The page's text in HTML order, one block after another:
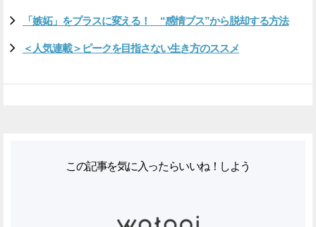
「嫉妬」をプラスに変える！ “感情ブス”から脱却する方法
＜人気連載＞ピークを目指さない生き方のススメ
この記事を気に入ったらいいね！しよう